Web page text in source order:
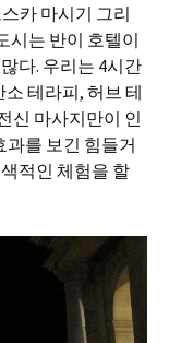
카 마시기 그리
시는 반이 호텔이
다. 우리는 4시간
테라피, 허브 테
신 마사지만이 인
과를 보긴 힘들거
적인 체험을 할